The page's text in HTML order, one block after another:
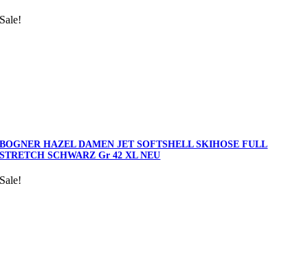
Sale!
BOGNER HAZEL DAMEN JET SOFTSHELL SKIHOSE FULL
STRETCH SCHWARZ Gr 42 XL NEU
Sale!